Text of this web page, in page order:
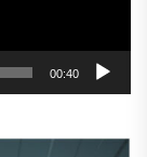
00:40